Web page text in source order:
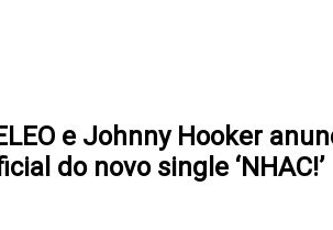
e Johnny Hooker
do novo single ‘NHAC!’